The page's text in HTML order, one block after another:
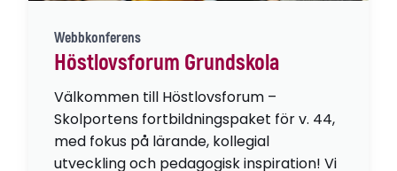
Webbkonferens
Höstlovsforum Grundskola
Välkommen till Höstlovsforum –
Skolportens fortbildningspaket för v. 44,
med fokus på lärande, kollegial
utveckling och pedagogisk inspiration! Vi